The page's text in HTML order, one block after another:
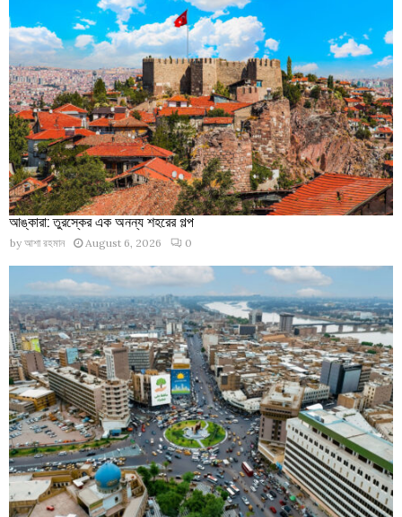
আঙ্কারা: তুরস্কের এক অনন্য শহরের গল্প
by আশা রহমান August 6, 2026 0